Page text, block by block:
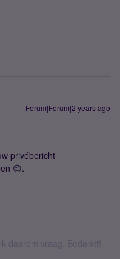
Forum|Forum|2 years ago
privébericht
😊.
daarom vraag. Bedankt!